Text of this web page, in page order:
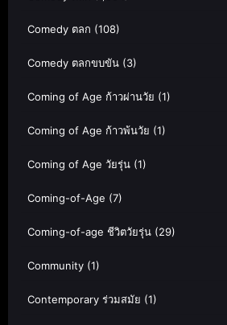
Comedy ตลก (108)
Comedy ตลกขบขัน (3)
Coming of Age ก้าวผ่านวัย (1)
Coming of Age ก้าวพ้นวัย (1)
Coming of Age วัยรุ่น (1)
Coming-of-Age (7)
Coming-of-age ชีวิตวัยรุ่น (29)
Community (1)
Contemporary ร่วมสมัย (1)